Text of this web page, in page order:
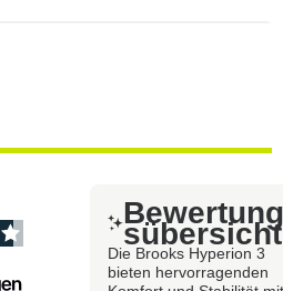
sübersicht
Die Brooks Hyperion 3
bieten hervorragenden